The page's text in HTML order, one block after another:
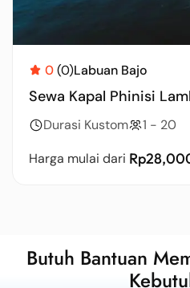
0(0)Labuan Bajo
Sewa Kapal Phinisi
Durasi Kustom
1 - 20
Harga mulai dari
Butuh Bantuan